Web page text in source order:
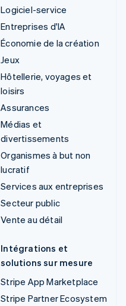
Logiciel-service
Entreprises d'IA
Économie de la création
Jeux
Hôtellerie, voyages et
loisirs
Assurances
Médias et
divertissements
Organismes à but non
lucratif
Services aux entreprises
Secteur public
Vente au détail
Intégrations et
solutions sur mesure
Stripe App Marketplace
Stripe Partner Ecosystem